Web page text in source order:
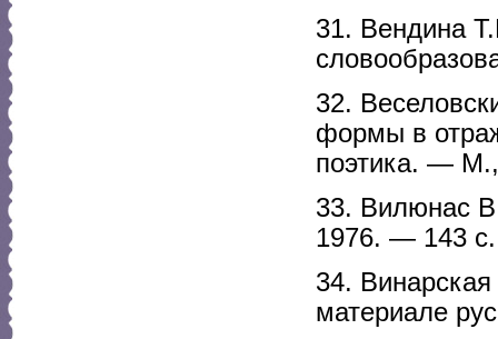
31. Вендина
32.
формы в
поэтика. —
33. Вилюнас
1976. — 143 с.
34.
материале